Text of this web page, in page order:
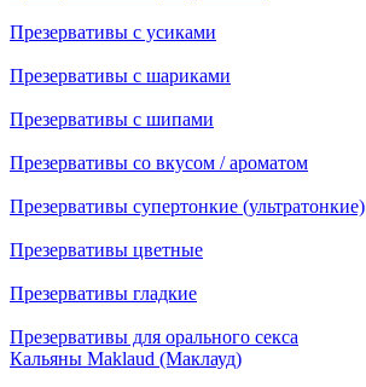
Презервативы с усиками
Презервативы с шариками
Презервативы с шипами
Презервативы со вкусом / ароматом
Презервативы супертонкие (ультратонкие)
Презервативы цветные
Презервативы гладкие
Презервативы для орального секса
Кальяны Maklaud (Маклауд)